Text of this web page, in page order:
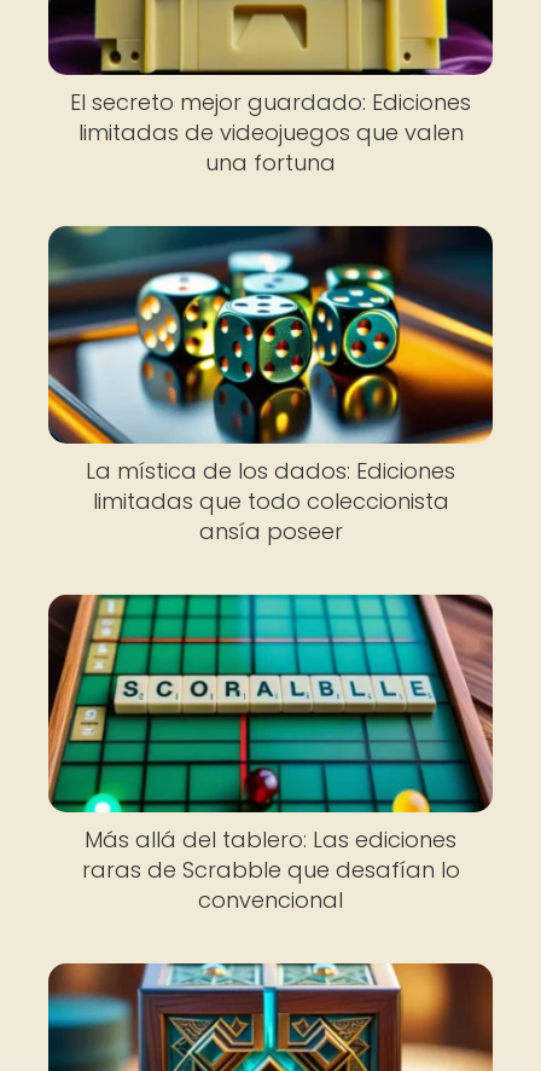
El secreto mejor guardado: Ediciones
limitadas de videojuegos que valen
una fortuna
La mística de los dados: Ediciones
limitadas que todo coleccionista
ansía poseer
Más allá del tablero: Las ediciones
raras de Scrabble que desafían lo
convencional